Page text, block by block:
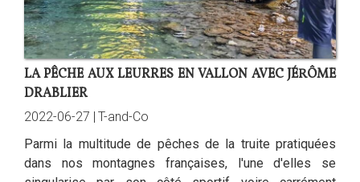
LA PÊCHE AUX LEURRES EN VALLON AVEC JÉRÔME
DRABLIER
2022-06-27 | T-and-Co
Parmi la multitude de pêches de la truite pratiquées
dans nos montagnes françaises, l'une d'elles se